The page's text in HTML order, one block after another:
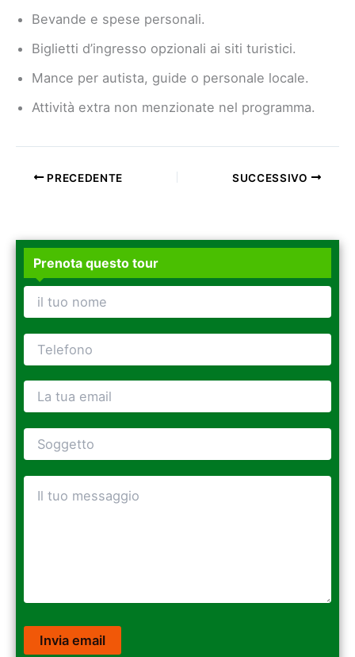
Bevande e spese personali.
Biglietti d’ingresso opzionali ai siti turistici.
Mance per autista, guide o personale locale.
Attività extra non menzionate nel programma.
PRECEDENTE SUCCESSIVO
Prenota questo tour